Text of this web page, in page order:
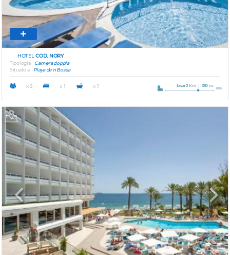
HOTELCOD. NORY
Tipologia
Camera doppia
Situato a
Playa de'n Bossa
x 2 x 1 x 1 Ibiza 3 Km 350 m.
Previous Next